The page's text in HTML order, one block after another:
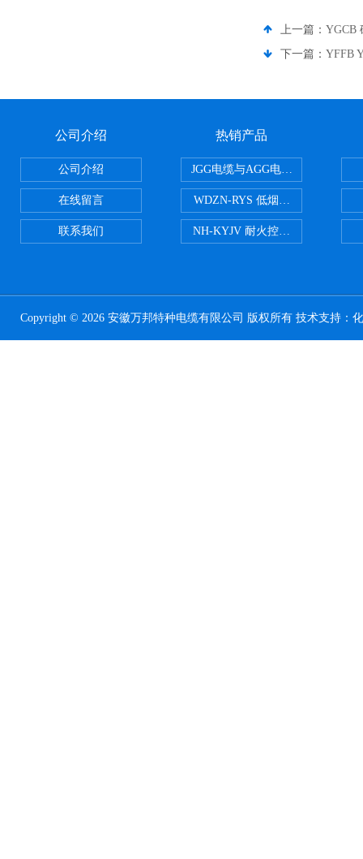
上一篇： YGCB
下一篇： YFFB
公司介绍
公司介绍
在线留言
联系我们
热销产品
JGG电缆与AGG电缆有什么区别
WDZN-RYS 低烟无卤耐火双绞线
NH-KYJV 耐火控制电缆
Copyright © 2026 安徽万邦特种电缆有限公司 版权所有 技术支持：